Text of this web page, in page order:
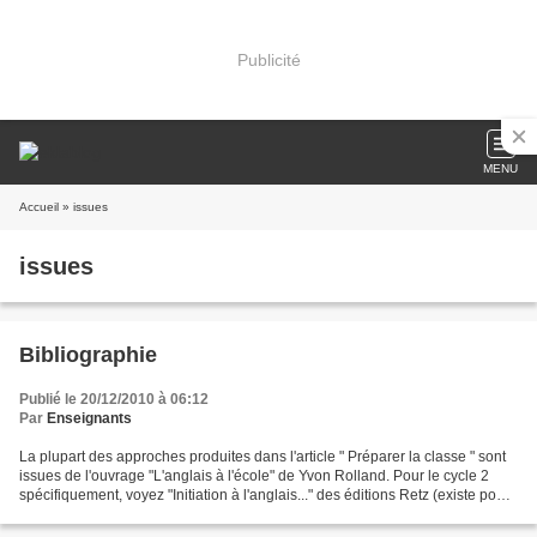
Publicité
MENU
Accueil » issues
issues
Bibliographie
Publié le 20/12/2010 à 06:12
Par Enseignants
La plupart des approches produites dans l'article " Préparer la classe " sont
issues de l'ouvrage "L'anglais à l'école" de Yvon Rolland. Pour le cycle 2
spécifiquement, voyez "Initiation à l'anglais..." des éditions Retz (existe pour